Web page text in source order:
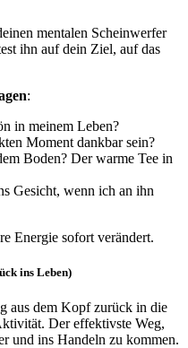
mentalen Scheinwerfer
ihn auf dein Ziel, auf das
:
in meinem Leben?
Moment dankbar sein?
Boden? Der warme Tee in
Gesicht, wenn ich an ihn
Energie sofort verändert.
ins Leben)
aus dem Kopf zurück in die
Der effektivste Weg,
und ins Handeln zu kommen.